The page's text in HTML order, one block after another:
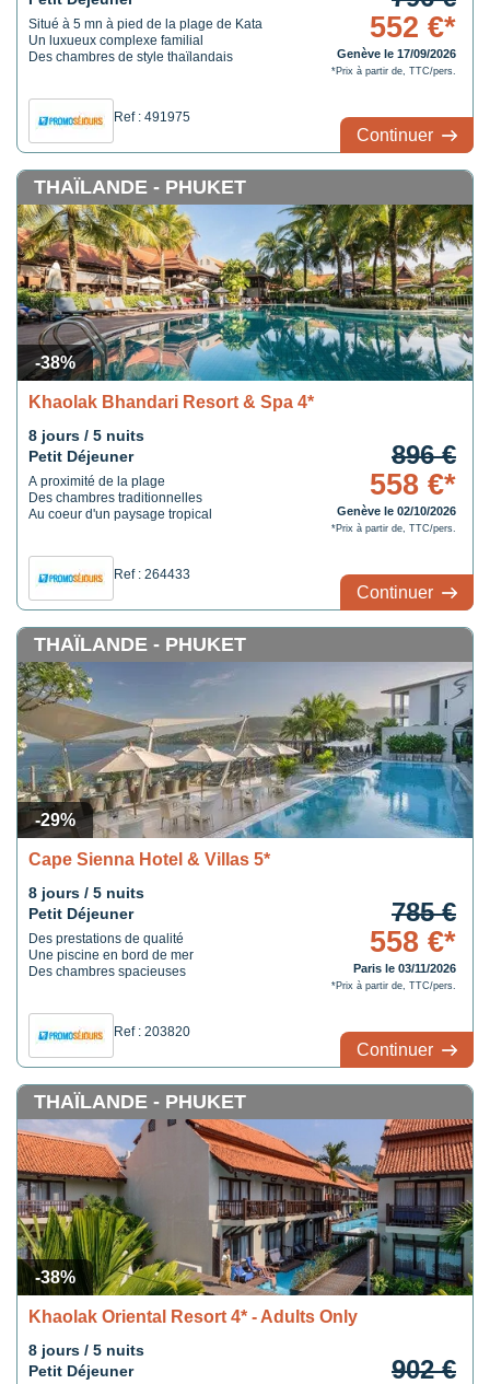
Situé à 5 mn à pied de la plage de Kata
Un luxueux complexe familial
Des chambres de style thaïlandais
Ref : 491975
552 €*
Genève le 17/09/2026
*Prix à partir de, TTC/pers.
Continuer
-38%
THAÏLANDE - PHUKET
Khaolak Bhandari Resort & Spa 4*
8 jours / 5 nuits
Petit Déjeuner
A proximité de la plage
Des chambres traditionnelles
Au coeur d'un paysage tropical
Ref : 264433
896 €
558 €*
Genève le 02/10/2026
*Prix à partir de, TTC/pers.
Continuer
-29%
THAÏLANDE - PHUKET
Cape Sienna Hotel & Villas 5*
8 jours / 5 nuits
Petit Déjeuner
Des prestations de qualité
Une piscine en bord de mer
Des chambres spacieuses
Ref : 203820
785 €
558 €*
Paris le 03/11/2026
*Prix à partir de, TTC/pers.
Continuer
-38%
THAÏLANDE - PHUKET
Khaolak Oriental Resort 4* - Adults Only
8 jours / 5 nuits
Petit Déjeuner
902 €